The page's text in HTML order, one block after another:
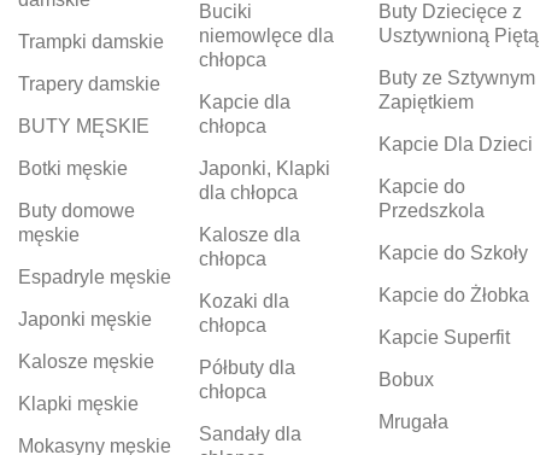
Trampki damskie
Trapery damskie
BUTY MĘSKIE
Botki męskie
Buty domowe
męskie
Espadryle męskie
Japonki męskie
Kalosze męskie
Klapki męskie
Mokasyny męskie
Buciki
niemowlęce dla
chłopca
Kapcie dla
chłopca
Japonki, Klapki
dla chłopca
Kalosze dla
chłopca
Kozaki dla
chłopca
Półbuty dla
chłopca
Sandały dla
Buty Dziecięce z
Usztywnioną Piętą
Buty ze Sztywnym
Zapiętkiem
Kapcie Dla Dzieci
Kapcie do
Przedszkola
Kapcie do Szkoły
Kapcie do Żłobka
Kapcie Superfit
Bobux
Mrugała